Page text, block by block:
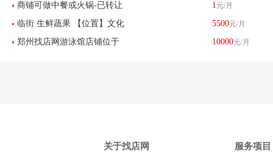
红风格美容美甲半永久服装
商铺可做中餐或火锅-已转让 1元/月
临街 生鲜蔬果 【位置】文化
北路体育路
5500元/月
郑州找店网游泳馆店铺位于 10000元/月
关于找店网 服务项目